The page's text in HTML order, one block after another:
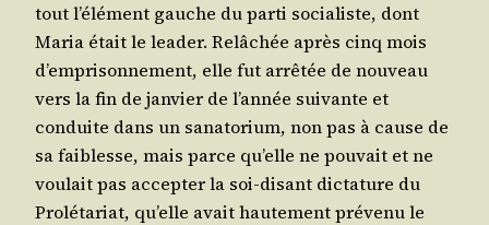
tout l’élément gauche du par­ti socia­liste, dont
Maria était le lea­der. Relâ­chée après cinq mois
d’emprisonnement, elle fut arrê­tée de nou­veau
vers la fin de jan­vier de l’année sui­vante et
conduite dans un sana­to­rium, non pas à cause de
sa fai­blesse, mais parce qu’elle ne pou­vait et ne
vou­lait pas accep­ter la soi-disant dic­ta­ture du
Pro­lé­ta­riat, qu’elle avait hau­te­ment pré­ve­nu le